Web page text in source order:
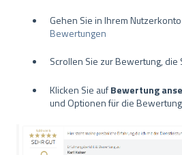
Gehen Sie in Ihrem
Bewertungen
Scrollen Sie zur Bewertung,
Klicken Sie aufBewertung
und Optionen für die